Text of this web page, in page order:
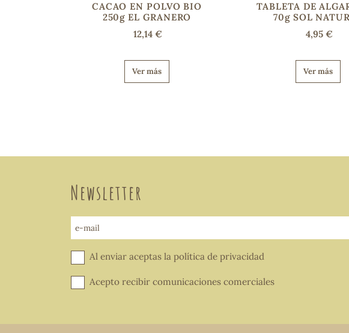
CACAO EN POLVO BIO
250g EL GRANERO
12,14 €
Ver más
TABLETA DE
70g SOL
4,95 €
Ver más
Newsletter
e-mail
Al enviar aceptas la política de privacidad
Acepto recibir comunicaciones comerciales